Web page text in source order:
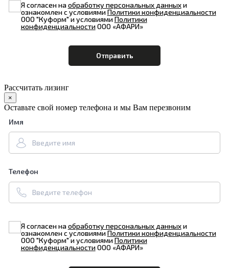
Я согласен наобработку персональных данныхи
ознакомлен с условиямиПолитики конфиденциальности
ООО "Куформ" и условиямиПолитики
конфиденциальностиООО «АФАРИ»
Рассчитать лизинг
×
Оставьте свой номер телефона и мы Вам перезвоним
Имя
Телефон
Я согласен наобработку персональных данныхи
ознакомлен с условиямиПолитики конфиденциальности
ООО "Куформ" и условиямиПолитики
конфиденциальностиООО «АФАРИ»